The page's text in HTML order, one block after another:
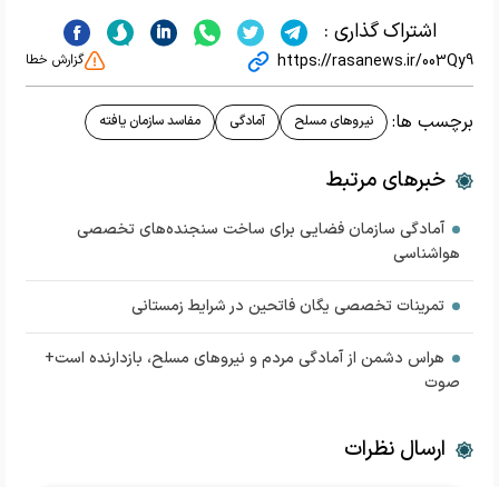
اشتراک گذاری :
https://rasanews.ir/003Qy9 گزارش خطا
برچسب ها: نیروهای مسلح آمادگی مفاسد سازمان یافته
خبرهای مرتبط
آمادگی سازمان فضایی برای ساخت سنجنده‌های تخصصی
هواشناسی
تمرینات تخصصی یگان فاتحین در شرایط زمستانی
هراس دشمن از آمادگی مردم و نیروهای مسلح، بازدارنده است+
صوت
ارسال نظرات